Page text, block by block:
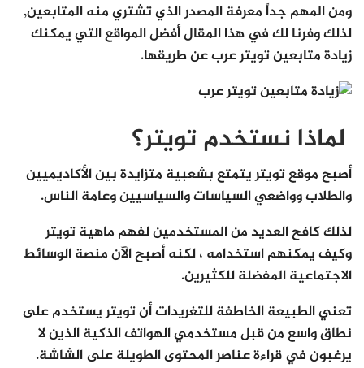
ومن المهم جداً معرفة المصدر الذي تشتري منه المتابعين,
لذلك وفرنا لك في هذا المقال أفضل المواقع التي يمكنك
زيادة متابعين تويتر عرب عن طريقها.
لماذا نستخدم تويتر؟
أصبح موقع تويتر يتمتع بشعبية متزايدة بين الأكاديميين
والطلاب وواضعي السياسات والسياسيين وعامة الناس.
لذلك كافح العديد من المستخدمين لفهم ماهية تويتر
وكيف يمكنهم استخدامه ، لكنه أصبح الآن منصة الوسائط
الاجتماعية المفضلة للكثيرين.
تعني الطبيعة الخاطفة للتغريدات أن تويتر يستخدم على
نطاق واسع من قبل مستخدمي الهواتف الذكية الذين لا
يرغبون في قراءة عناصر المحتوى الطويلة على الشاشة.